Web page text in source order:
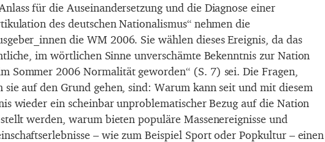
für die Auseinandersetzung und die Diagnose einer
des deutschen Nationalismus“ nehmen die
die WM 2006. Sie wählen dieses Ereignis, da das
im wörtlichen Sinne unverschämte Bekenntnis zur Nation
Sommer 2006 Normalität geworden“ (S. 7) sei. Die Fragen,
sie auf den Grund gehen, sind: Warum kann seit und mit diesem
wieder ein scheinbar unproblematischer Bezug auf die Nation
werden, warum bieten populäre Massenereignisse und
– wie zum Beispiel Sport oder Popkultur – einen